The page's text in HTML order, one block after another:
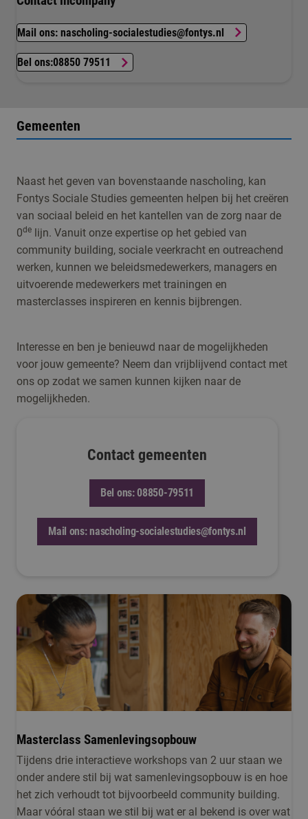
Mail ons: nascholing-socialestudies@fontys.nl
Bel ons:08850 79511
Gemeenten
Naast het geven van bovenstaande nascholing, kan
Fontys Sociale Studies gemeenten helpen bij het creëren
van sociaal beleid en het kantellen van de zorg naar de
0de
lijn. Vanuit onze expertise op het gebied van
community building, sociale veerkracht en outreachend
werken, kunnen we beleidsmedewerkers, managers en
uitvoerende medewerkers met trainingen en
masterclasses inspireren en kennis bijbrengen.
Interesse en ben je benieuwd naar de mogelijkheden
voor jouw gemeente? Neem dan vrijblijvend contact met
ons op zodat we samen kunnen kijken naar de
mogelijkheden.
Contact gemeenten
Bel ons: 08850-79511
Mail ons: nascholing-socialestudies@fontys.nl
Masterclass Samenlevingsopbouw
Tijdens drie interactieve workshops van 2 uur staan we
onder andere stil bij wat samenlevingsopbouw is en hoe
het zich verhoudt tot bijvoorbeeld community building.
Maar vóóral staan we stil bij wat er al bekend is over wat